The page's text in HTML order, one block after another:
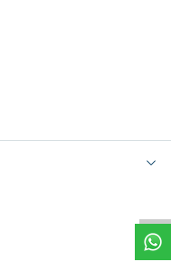
W
h
t
s
a
p
p
D
e
s
e
H
a
t
t